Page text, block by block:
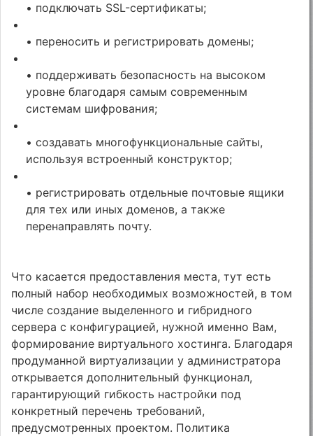
• подключать SSL-сертификаты;
• переносить и регистрировать домены;
• поддерживать безопасность на высоком
уровне благодаря самым современным
системам шифрования;
• создавать многофункциональные сайты,
используя встроенный конструктор;
• регистрировать отдельные почтовые ящики
для тех или иных доменов, а также
перенаправлять почту.
Что касается предоставления места, тут есть
полный набор необходимых возможностей, в том
числе создание выделенного и гибридного
сервера с конфигурацией, нужной именно Вам,
формирование виртуального хостинга. Благодаря
продуманной виртуализации у администратора
открывается дополнительный функционал,
гарантирующий гибкость настройки под
конкретный перечень требований,
предусмотренных проектом. Политика